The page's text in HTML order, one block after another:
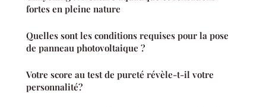
fortes en pleine nature
Quelles sont les conditions requises pour la pose
de panneau photovoltaique ?
Votre score au test de pureté révèle-t-il votre
personnalité?